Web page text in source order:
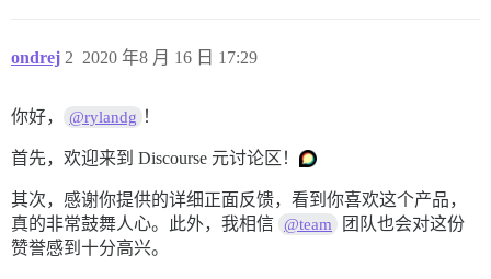
ondrej 2020 年8 月 16 日 17:29
2
你好， @rylandg ！
首先，欢迎来到 Discourse 元讨论区！
其次，感谢你提供的详细正面反馈，看到你喜欢这个产品，
真的非常鼓舞人心。此外，我相信 @team
团队也会对这份
赞誉感到十分高兴。